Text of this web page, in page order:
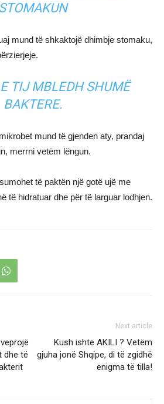
STOMAKUN
mund të shkaktojë dhimbje stomaku,
TIJ MBLEDH SHUMË
BAKTERE.
mund të gjenden aty, prandaj
merrni vetëm lëngun.
të paktën një gotë ujë me
të hidratuar dhe për të larguar lodhjen.
dhe të
Next article
Kush ishte AKILI ? Vetëm
gjuha jonë Shqipe, di të zgidhë
enigma të tilla!